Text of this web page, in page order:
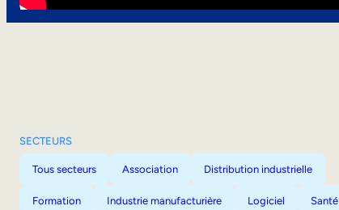
SECTEURS
Tous secteurs Association Distribution industrielle
Formation Industrie manufacturière Logiciel Santé